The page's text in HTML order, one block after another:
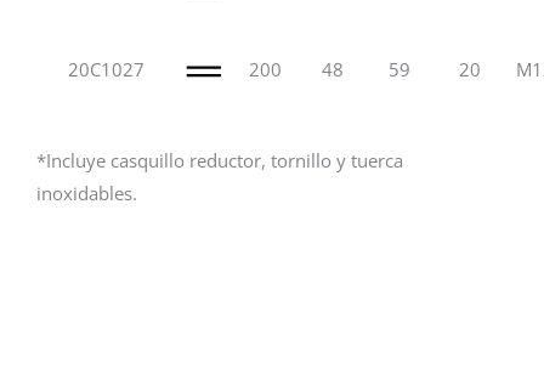
20C1027 200 48 59 20
*Incluye casquillo reductor, tornillo y tuerca
inoxidables.